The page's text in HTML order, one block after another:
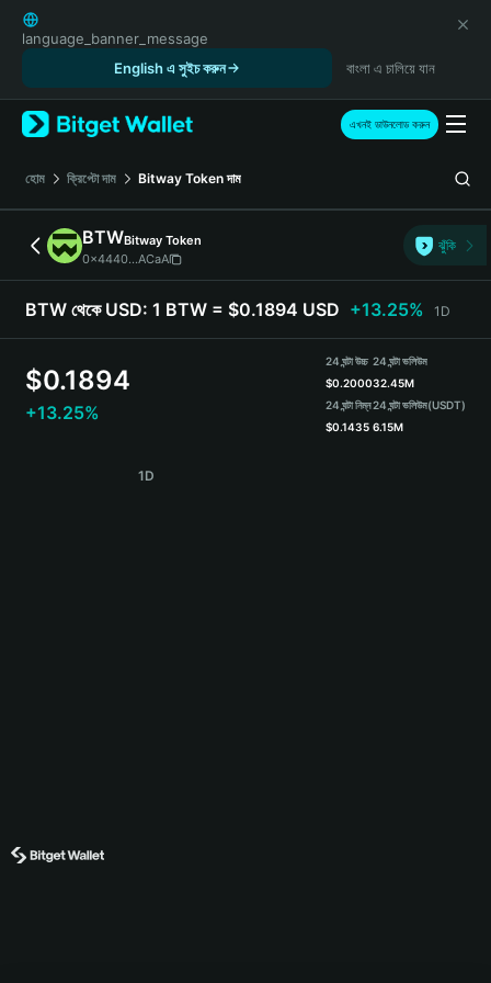
English
日本語
Русский
Español (Latinoamérica)
Türkçe
Italiano
Deutsch
简体中文
繁體中文
Português (Portugal)
हिन्दी
Español (Argentina)
language_banner_message
English এ সুইচ করুন
বাংলা এ চালিয়ে যান
এখনই ডাউনলোড করুন
হোম ক্রিপ্টো দাম Bitway Token দাম
BTWBitway Token
0x4440...ACaA
ঝুঁকি
BTW থেকে USD: 1 BTW = $0.1894 USD +13.25% 1D
$0.1894
+13.25%
24 ঘন্টা উচ্চ
$0.2000
24 ঘন্টা নিম্ন
$0.1435
24 ঘন্টা ভলিউম
32.45M
24 ঘন্টা ভলিউম(USDT)
6.15M
1D